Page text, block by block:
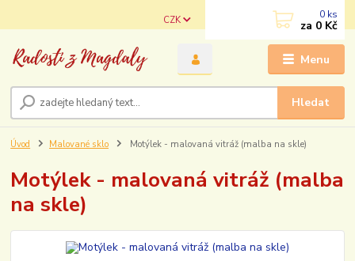
Menu
CZK
Hledat
0 ks
za 0 Kč
Úvod Malované sklo Motýlek - malovaná vitráž (malba na skle)
Motýlek - malovaná vitráž (malba
na skle)